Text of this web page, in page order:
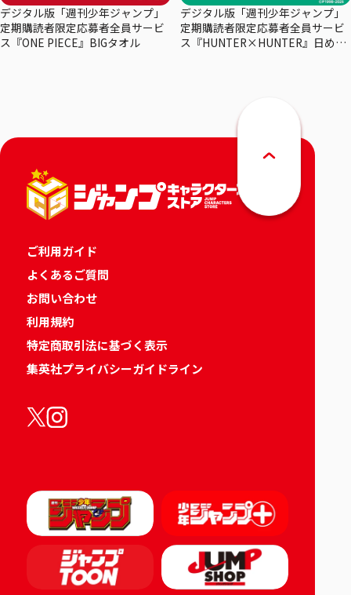
デジタル版「週刊少年ジャンプ」
定期購読者限定応募者全員サービ
ス『ONE PIECE』BIGタオル
デジタル版「週刊少年ジャンプ」
定期購読者限定応募者全員サービ
ス『HUNTER×HUNTER』日めく
ご利用ガイド
よくあるご質問
お問い合わせ
利用規約
特定商取引法に基づく表示
集英社プライバシーガイドライン